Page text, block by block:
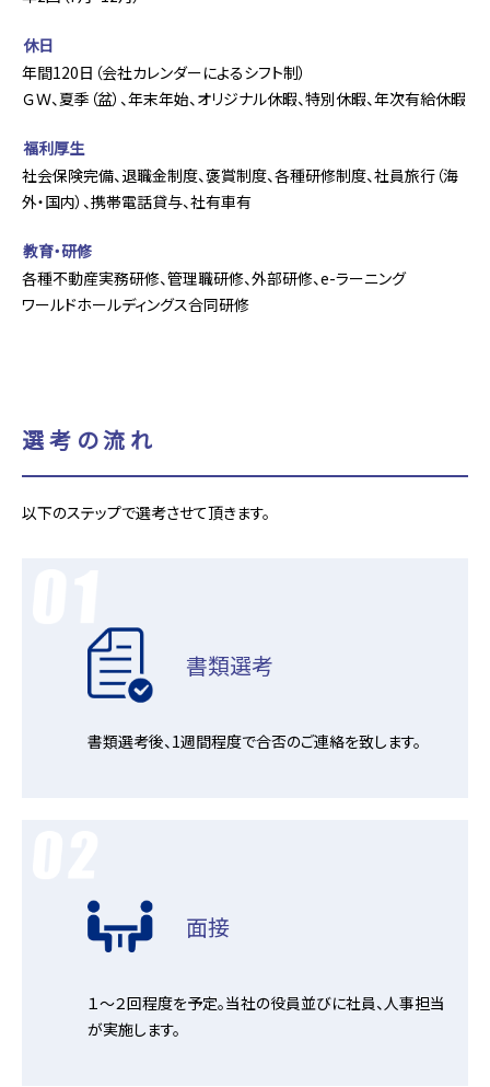
休日
年間120日（会社カレンダーによるシフト制）
ＧＷ、夏季（盆）、年末年始、オリジナル休暇、特別休暇、年次有給休暇
福利厚生
社会保険完備、退職金制度、褒賞制度、各種研修制度、社員旅行（海
外・国内）、携帯電話貸与、社有車有
教育・研修
各種不動産実務研修、管理職研修、外部研修、e-ラーニング
ワールドホールディングス合同研修
選考の流れ
以下のステップで選考させて頂きます。
書類選考
書類選考後、1週間程度で合否のご連絡を致します。
面接
１～２回程度を予定。当社の役員並びに社員、人事担当
が実施します。